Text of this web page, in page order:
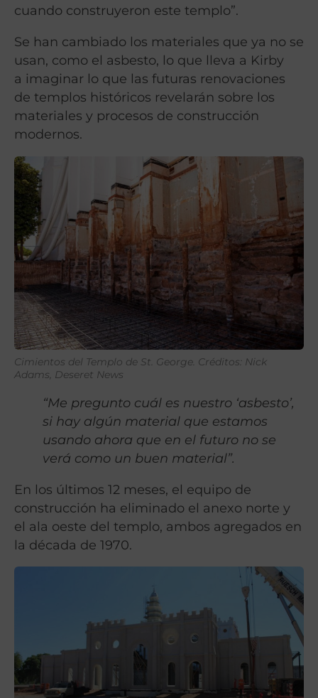
cuando construyeron este templo”.
Se han cambiado los materiales que ya no se
usan, como el asbesto, lo que lleva a Kirby
a imaginar lo que las futuras renovaciones
de templos históricos revelarán sobre los
materiales y procesos de construcción
modernos.
Cimientos del Templo de St. George. Créditos: Nick
Adams, Deseret News
“Me pregunto cuál es nuestro ‘asbesto’,
si hay algún material que estamos
usando ahora que en el futuro no se
verá como un buen material”.
En los últimos 12 meses, el equipo de
construcción ha eliminado el anexo norte y
el ala oeste del templo, ambos agregados en
la década de 1970.